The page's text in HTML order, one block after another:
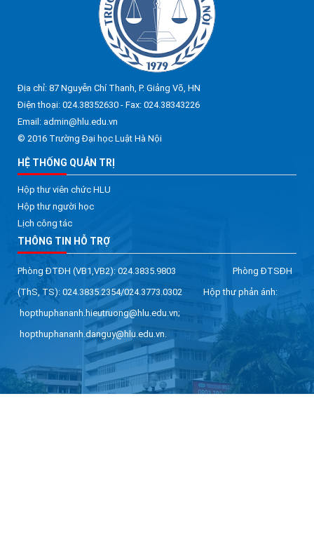
Địa chỉ: 87 Nguyễn Chí Thanh, P. Giảng Võ, HN
Điện thoại: 024.38352630 - Fax: 024.38343226
Email: admin@hlu.edu.vn
© 2016 Trường Đại học Luật Hà Nội
HỆ THỐNG QUẢN TRỊ
Hộp thư viên chức HLU
Hộp thư người học
Lịch công tác
THÔNG TIN HỖ TRỢ
Phòng ĐTĐH (VB1,VB2): 024.3835.9803 Phòng ĐTSĐH
(ThS, TS): 024.3835.2354/024.3773.0302 Hộp thư phản ánh:
hopthuphananh.hieutruong@hlu.edu.vn;
hopthuphananh.danguy@hlu.edu.vn.